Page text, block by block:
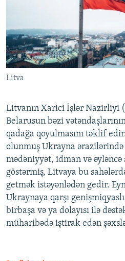
Litva
Litvanın Xarici İşlər Nazirliyi
Belarusun bəzi
qadağa qoyulmasını təklif
olunmuş Ukrayna
mədəniyyət, idman və
göstərmiş, Litvaya bu
getmək istəyənlədən gedir.
Ukraynaya qarşı
birbaşa və ya dolayısı ilə
müharibədə iştirak edən